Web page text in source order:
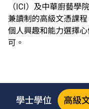
（ICI）及中華廚藝學
兼讀制的高級文憑課
個人興趣和能力選擇
可。
學士學位 高級